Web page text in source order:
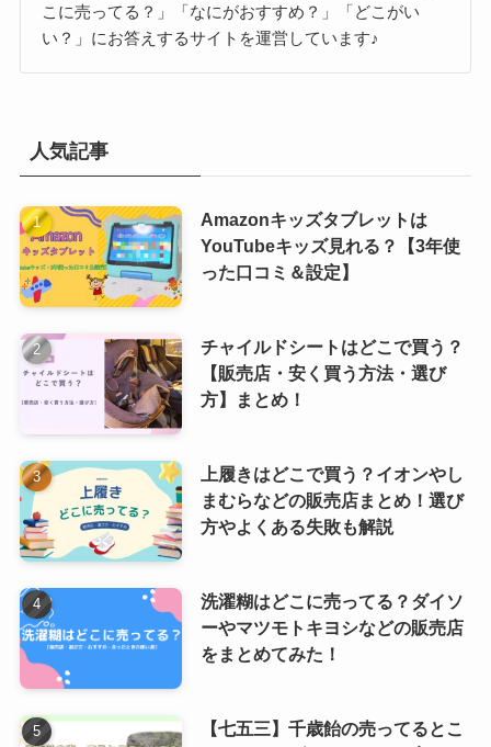
こに売ってる？」「なにがおすすめ？」「どこがい
い？」にお答えするサイトを運営しています♪
人気記事
Amazonキッズタブレットは
YouTubeキッズ見れる？【3年使
った口コミ＆設定】
チャイルドシートはどこで買う？
【販売店・安く買う方法・選び
方】まとめ！
上履きはどこで買う？イオンやし
まむらなどの販売店まとめ！選び
方やよくある失敗も解説
洗濯糊はどこに売ってる？ダイソ
ーやマツモトキヨシなどの販売店
をまとめてみた！
【七五三】千歳飴の売ってるとこ